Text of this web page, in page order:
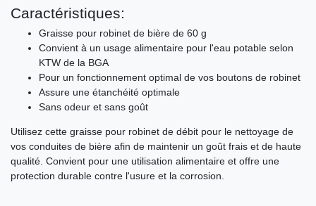
Caractéristiques:
Graisse pour robinet de bière de 60 g
Convient à un usage alimentaire pour l'eau potable selon
KTW de la BGA
Pour un fonctionnement optimal de vos boutons de robinet
Assure une étanchéité optimale
Sans odeur et sans goût
Utilisez cette graisse pour robinet de débit pour le nettoyage de
vos conduites de bière afin de maintenir un goût frais et de haute
qualité. Convient pour une utilisation alimentaire et offre une
protection durable contre l'usure et la corrosion.